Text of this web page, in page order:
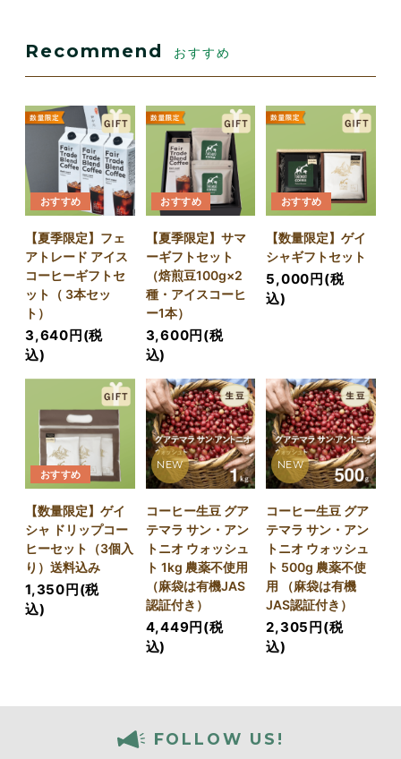
Recommend おすすめ
おすすめ
【夏季限定】フェ
アトレード アイス
コーヒーギフトセ
ット（ 3本セッ
ト）
3,640円(税
込)
おすすめ
【夏季限定】サマ
ーギフトセット
（焙煎豆100g×2
種・アイスコーヒ
ー1本）
3,600円(税
込)
おすすめ
【数量限定】ゲイ
シャギフトセット
5,000円(税
込)
おすすめ
【数量限定】ゲイ
シャ ドリップコー
ヒーセット（3個入
り）送料込み
1,350円(税
込)
NEW
コーヒー生豆 グア
テマラ サン・アン
トニオ ウォッシュ
ト 1kg 農薬不使用
（麻袋は有機JAS
認証付き）
4,449円(税
込)
NEW
コーヒー生豆 グア
テマラ サン・アン
トニオ ウォッシュ
ト 500g 農薬不使
用 （麻袋は有機
JAS認証付き）
2,305円(税
込)
FOLLOW US!